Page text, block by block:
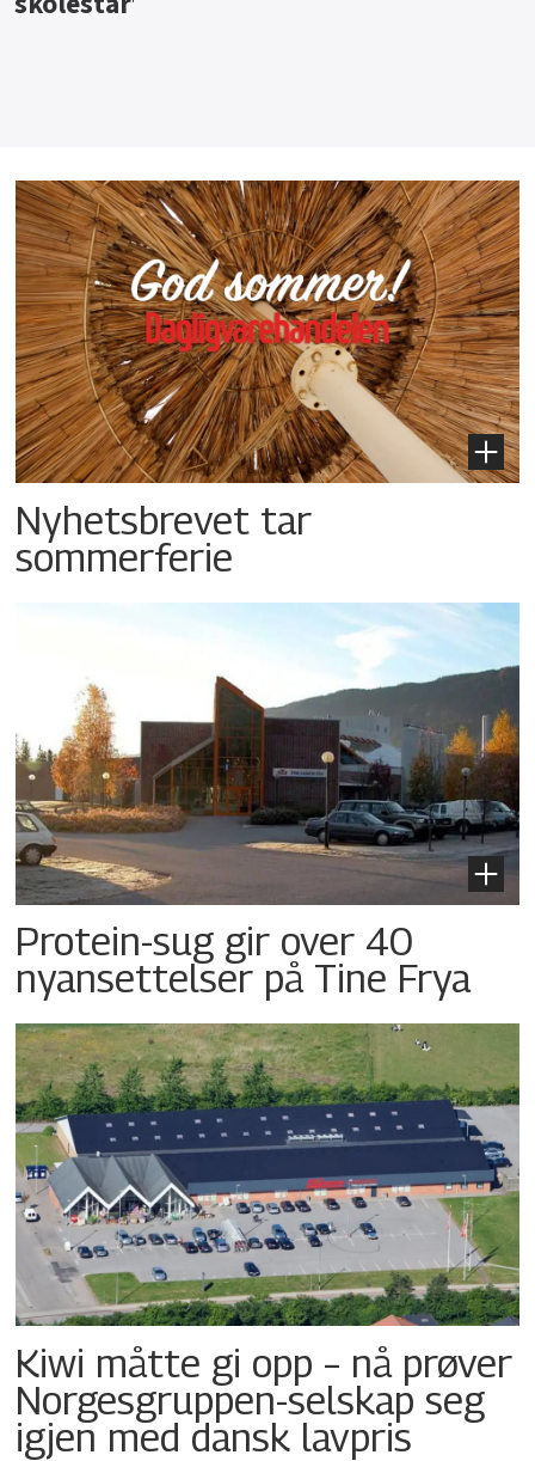
Nyhetsbrevet tar
sommerferie
Protein-sug gir over 40
nyansettelser på Tine Frya
Kiwi måtte gi opp – nå prøver
Norgesgruppen-selskap seg
igjen med dansk lavpris